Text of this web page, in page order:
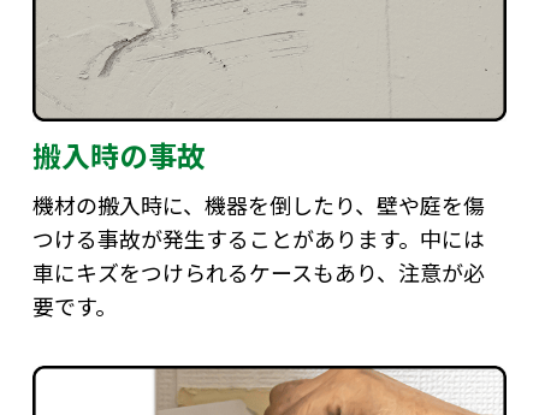
搬入時の事故
機材の搬入時に、機器を倒したり、壁や庭を傷
つける事故が発生することがあります。中には
車にキズをつけられるケースもあり、注意が必
要です。